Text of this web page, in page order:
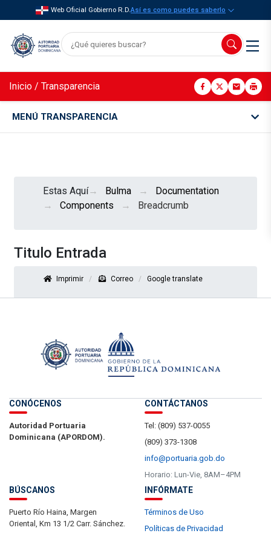
Web Oficial Gobierno R.D.Así es como puedes saberlo
Inicio / Transparencia
MENÚ TRANSPARENCIA
Estas Aquí Bulma
Documentation
Components
Breadcrumb
Titulo Entrada
Imprimir Correo Google translate
CONÓCENOS
Autoridad Portuaria
Dominicana (APORDOM).
CONTÁCTANOS
Tel: (809) 537-0055
(809) 373-1308
info@portuaria.gob.do
Horario: Lun-Vie, 8AM–4PM
BÚSCANOS
Puerto Río Haina, Margen
Oriental, Km 13 1/2 Carr. Sánchez.
INFÓRMATE
Términos de Uso
Políticas de Privacidad